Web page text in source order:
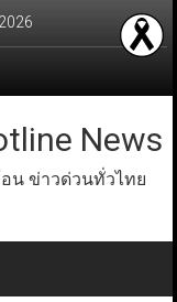
News
น ข่าวด่วนทั่วไทย